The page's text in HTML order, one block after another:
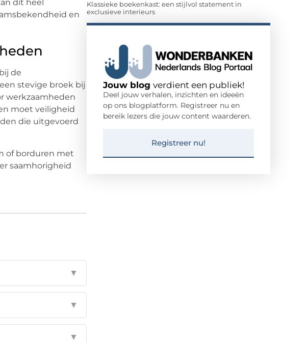
dit heel
en
de
stevige broek bij
werkzaamheden
moet veiligheid
die uitgevoerd
of borduren met
saamhorigheid
▼
▼
▼
Klassieke boekenkast: een stijlvol statement in
exclusieve interieurs
Jouw blog verdient een publiek!
Deel jouw verhalen, inzichten en ideeën
op ons blogplatform. Registreer nu en
bereik lezers die jouw content waarderen.
Registreer nu!